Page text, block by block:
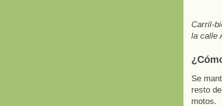
Carril-
la calle
Se
resto
motos.